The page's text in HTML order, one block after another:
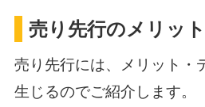
売り先行のメリッ
売り先行には、メリット・
生じるのでご紹介します。